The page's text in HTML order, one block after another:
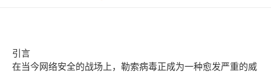
引言
在当今网络安全的战场上，勒索病毒正成为一种愈发严重的威